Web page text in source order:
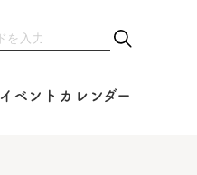
イベントカレンダー